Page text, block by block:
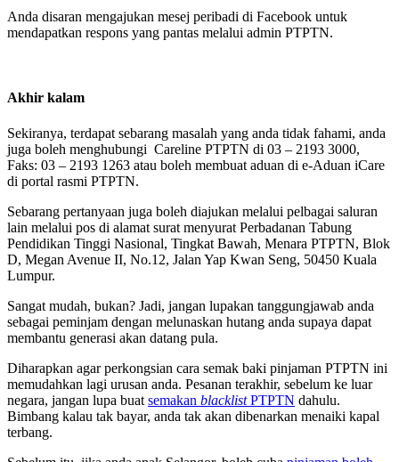
Anda disaran mengajukan mesej peribadi di Facebook untuk
mendapatkan respons yang pantas melalui admin PTPTN.
Akhir kalam
Sekiranya, terdapat sebarang masalah yang anda tidak fahami, anda
juga boleh menghubungi Careline PTPTN di 03 – 2193 3000,
Faks: 03 – 2193 1263 atau boleh membuat aduan di e-Aduan iCare
di portal rasmi PTPTN.
Sebarang pertanyaan juga boleh diajukan melalui pelbagai saluran
lain melalui pos di alamat surat menyurat Perbadanan Tabung
Pendidikan Tinggi Nasional, Tingkat Bawah, Menara PTPTN, Blok
D, Megan Avenue II, No.12, Jalan Yap Kwan Seng, 50450 Kuala
Lumpur.
Sangat mudah, bukan? Jadi, jangan lupakan tanggungjawab anda
sebagai peminjam dengan melunaskan hutang anda supaya dapat
membantu generasi akan datang pula.
Diharapkan agar perkongsian cara semak baki pinjaman PTPTN ini
memudahkan lagi urusan anda. Pesanan terakhir, sebelum ke luar
negara, jangan lupa buat semakan blacklistPTPTN dahulu.
Bimbang kalau tak bayar, anda tak akan dibenarkan menaiki kapal
terbang.